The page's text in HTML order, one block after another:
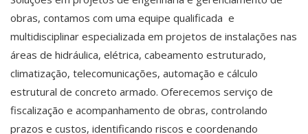
obras, contamos com uma equipe qualificada e
multidisciplinar especializada em projetos de instalações nas
áreas de hidráulica, elétrica, cabeamento estruturado,
climatização, telecomunicações, automação e cálculo
estrutural de concreto armado. Oferecemos serviço de
fiscalização e acompanhamento de obras, controlando
prazos e custos, identificando riscos e coordenando